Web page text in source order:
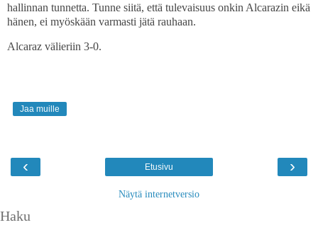
hallinnan tunnetta. Tunne siitä, että tulevaisuus onkin Alcarazin eikä
hänen, ei myöskään varmasti jätä rauhaan.
Alcaraz välieriin 3-0.
Jaa muille
‹ ›
Etusivu
Näytä internetversio
Haku